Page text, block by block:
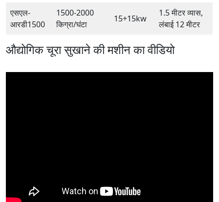
एसएल-
आरडी1500
1500-2000
किग्रा/घंटा
15+15kw
1.5 मीटर व्यास,
लंबाई 12 मीटर
औद्योगिक चूरा सुखाने की मशीन का वीडियो